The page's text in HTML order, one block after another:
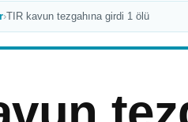
›TIR kavun tezgahına girdi 1 ölü